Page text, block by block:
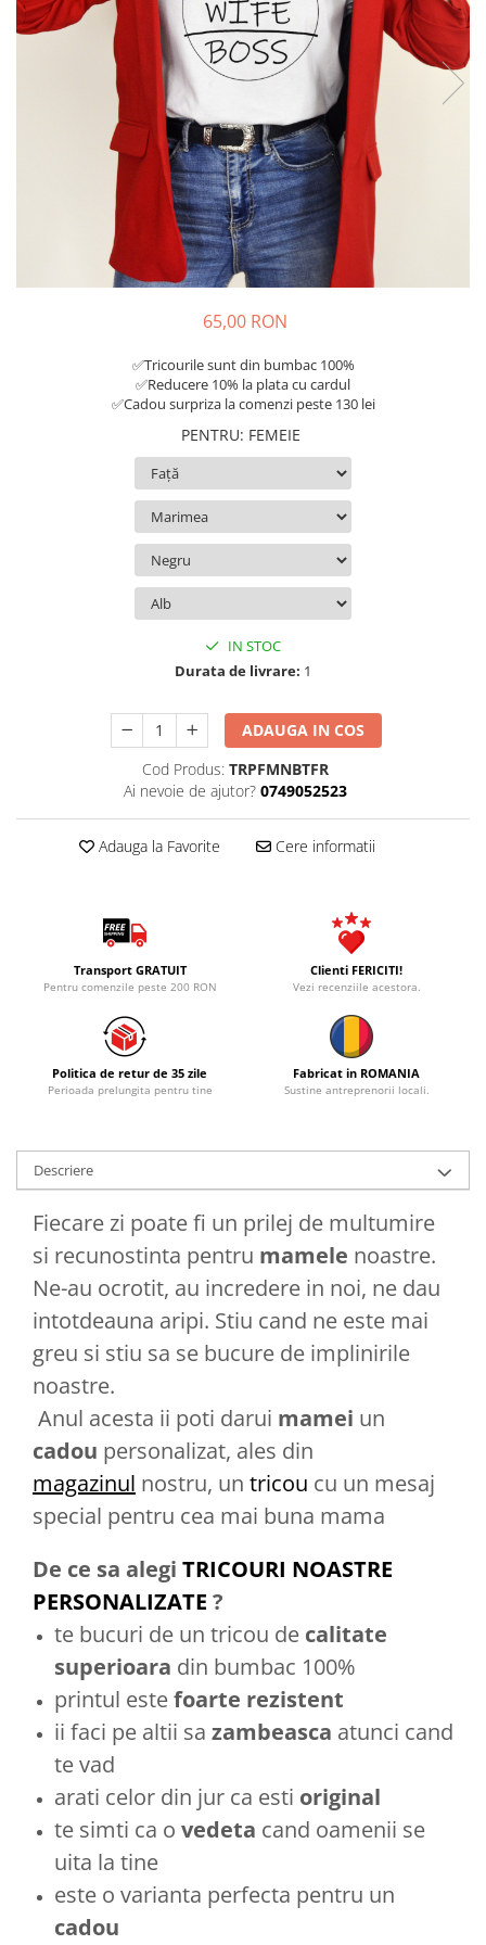
Tricouri Diverse
Tricouri Azi esti Tanar si maine...
Tricouri Motivationale
Tricouri Mamici
Tricouri Pensionari
Tricouri Animalute
Tricouri Gameri
Tricouri Mesaje Virale
65,00 RON
✅Tricourile sunt din bumbac 100%
✅Reducere 10% la plata cu cardul
✅Cadou surpriza la comenzi peste 130 lei
PENTRU: FEMEIE
IN STOC
Durata de livrare: 1
ADAUGA IN COS
Cod Produs: TRPFMNBTFR
Ai nevoie de ajutor? 0749052523
Adauga la Favorite Cere informatii
Transport GRATUIT
Pentru comenzile peste 200 RON
Clienti FERICITI!
Vezi recenziile acestora.
Politica de retur de 35 zile
Perioada prelungita pentru tine
Fabricat in ROMANIA
Sustine antreprenorii locali.
Descriere
Fiecare zi poate fi un prilej de multumire
si recunostinta pentru mamele noastre.
Ne-au ocrotit, au incredere in noi, ne dau
intotdeauna aripi. Stiu cand ne este mai
greu si stiu sa se bucure de implinirile
noastre.
Anul acesta ii poti darui mamei un
cadou personalizat, ales din
magazinul nostru, un tricou cu un mesaj
special pentru cea mai buna mama
De ce sa alegi TRICOURI NOASTRE
PERSONALIZATE ?
te bucuri de un tricou de calitate
superioara din bumbac 100%
printul estefoarte rezistent
ii faci pe altii sa zambeasca atunci cand
te vad
arati celor din jur ca esti original
te simti ca o vedeta cand oamenii se
uita la tine
este o varianta perfecta pentru un
cadou